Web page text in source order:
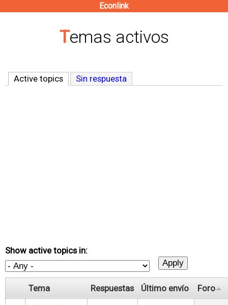
contenido
Econlink
Temas activos
Active topics (solapa activa)
Sin respuesta
Show active topics in:
Tema Respuestas Último envío Foro